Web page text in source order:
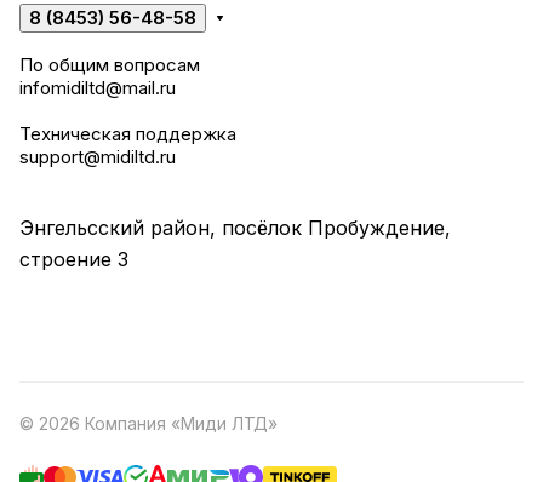
8 (8453) 56-48-58
По общим вопросам
infomidiltd@mail.ru
Техническая поддержка
support@midiltd.ru
Энгельсский район, посёлок Пробуждение,
строение 3
© 2026 Компания «Миди ЛТД»